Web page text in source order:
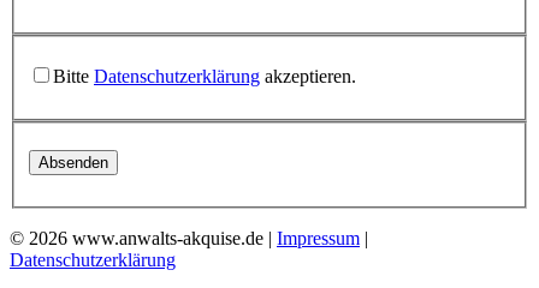
Bitte Datenschutzerklärung akzeptieren.
© 2026 www.anwalts-akquise.de | Impressum |
Datenschutzerklärung